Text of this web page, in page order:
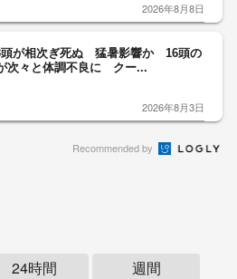
2026年8月8日
頭が相次ぎ死ぬ 猛暑影響か 16頭の
次々と体調不良に クー...
2026年8月3日
Recommended by
24時間 週間